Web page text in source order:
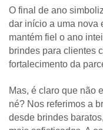
O final de ano
dar início a uma nova
mantém fiel o ano
brindes para clientes
fortalecimento da
Mas, é claro que não
né? Nos referimos a
desde brindes